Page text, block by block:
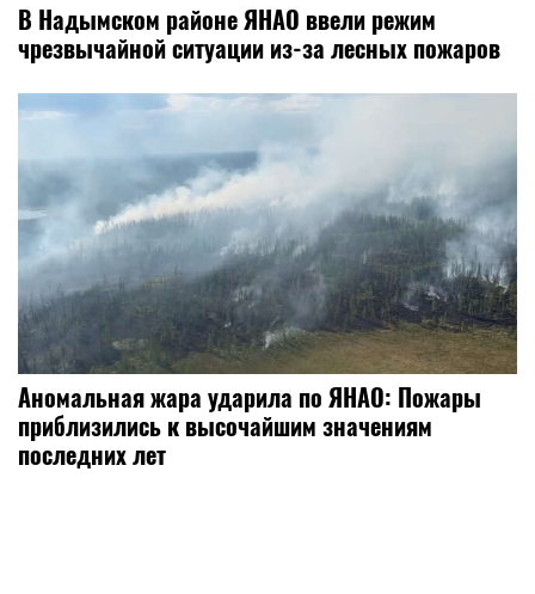
В Надымском районе ЯНАО ввели режим
чрезвычайной ситуации из-за лесных пожаров
Аномальная жара ударила по ЯНАО: Пожары
приблизились к высочайшим значениям
последних лет